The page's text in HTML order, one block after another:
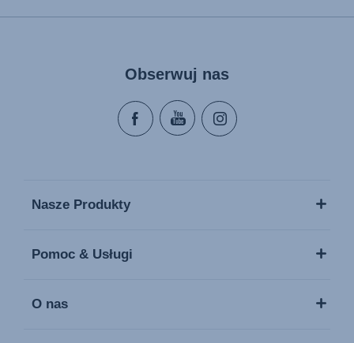
Obserwuj nas
Nasze Produkty
Pomoc & Usługi
O nas